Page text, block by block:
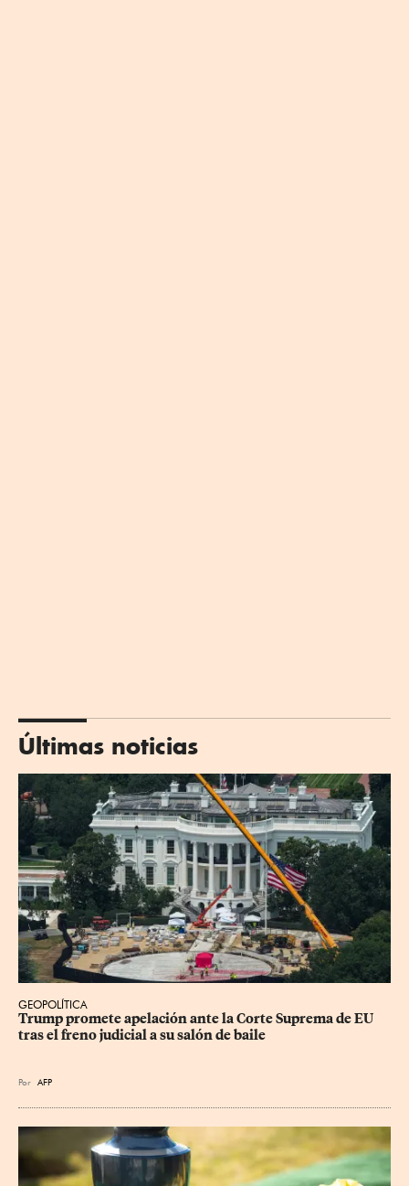
Últimas noticias
GEOPOLÍTICA
Trump promete apelación ante la Corte Suprema de EU
tras el freno judicial a su salón de baile
Por AFP